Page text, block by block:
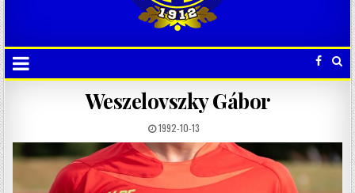
Weszelovszky Gábor
1992-10-13